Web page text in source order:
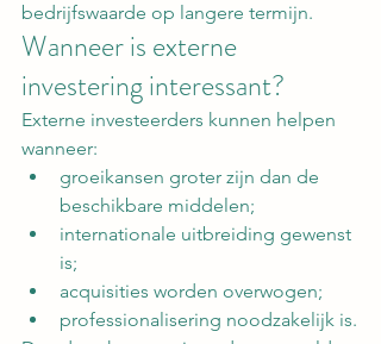
bedrijfswaarde op langere termijn.
Wanneer is externe
investering interessant?
Externe investeerders kunnen helpen
wanneer:
groeikansen groter zijn dan de
beschikbare middelen;
internationale uitbreiding gewenst
is;
acquisities worden overwogen;
professionalisering noodzakelijk is.